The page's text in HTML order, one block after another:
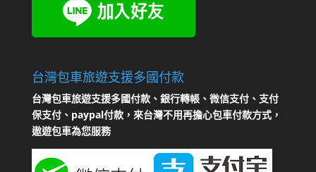
台灣包車旅遊支援多國付款
台灣包車旅遊支援多國付款、銀行轉帳、微信支付、支付
保支付、paypal付款，來台灣不用再擔心包車付款方式，
遨遊包車為您服務